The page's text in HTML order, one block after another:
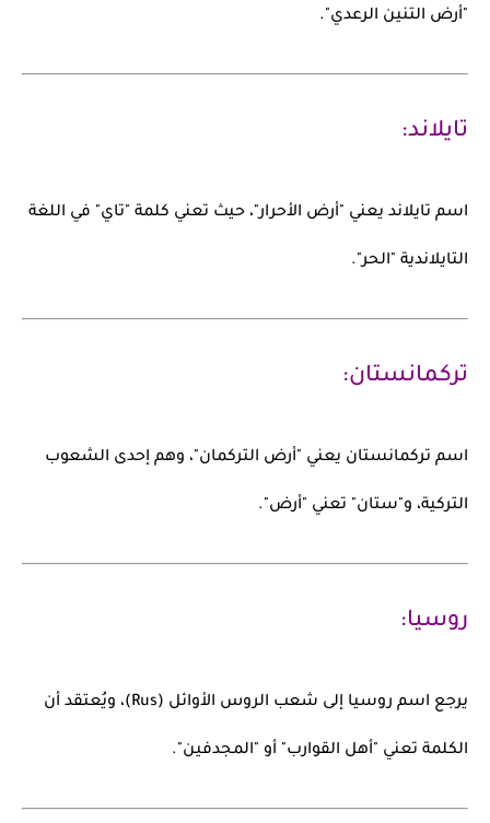
"أرض التنين الرعدي".
تايلاند:
اسم تايلاند يعني "أرض الأحرار"، حيث تعني كلمة "تاي" في اللغة
التايلاندية "الحر".
تركمانستان:
اسم تركمانستان يعني "أرض التركمان"، وهم إحدى الشعوب
التركية، و"ستان" تعني "أرض".
روسيا:
يرجع اسم روسيا إلى شعب الروس الأوائل (Rus)، ويُعتقد أن
الكلمة تعني "أهل القوارب" أو "المجدفين".